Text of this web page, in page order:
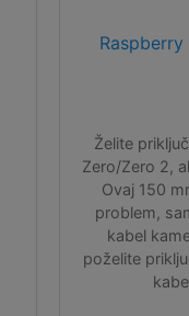
Želite
Zero/Zero 2,
Ovaj 150
problem,
kabel
poželite